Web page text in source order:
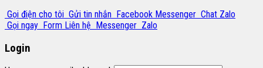
Gọi điện cho tôi Gửi tin nhắn Facebook Messenger Chat Zalo
Gọi ngay Form Liên hệ Messenger Zalo
Login